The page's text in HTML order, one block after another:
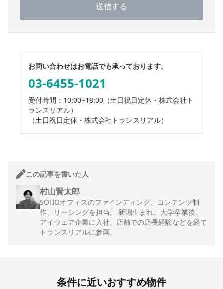
送信する
お問い合わせはお電話でも承っております。
03-6455-1021
受付時間：10:00~18:00 （土日祝日定休・株式会社ト
ランスリアル）
（土日祝日定休・株式会社トランスリアル）
この記事を書いた人
村山賢太郎
SOHOオフィスのファインディング、コンテンツ制
作、リーシングを担当。 新潟生まれ。大学卒業後、
アイウェア企業に入社。店舗での店長経験などを経て
トランスリアルに参画。
条件に近いおすすめ物件